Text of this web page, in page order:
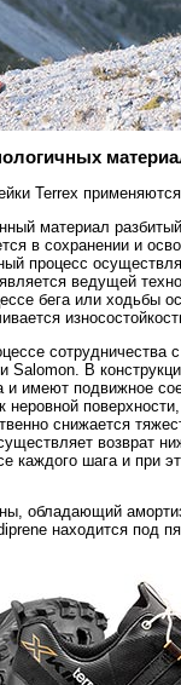
Terrex
материал
в сохранении и
процесс
ведущей
бега или ходьбы
сотрудничества
Salomon. В
и имеют подвижное
снижается
возврат
каждого шага и при
обладающий
находится под